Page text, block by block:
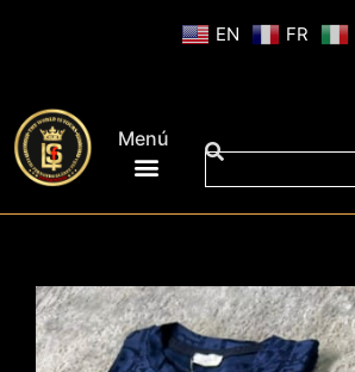
Menú
EN FR